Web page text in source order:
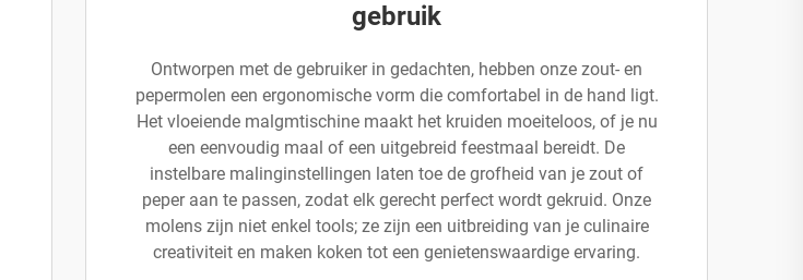
gebruik
Ontworpen met de gebruiker in gedachten, hebben onze zout- en
pepermolen een ergonomische vorm die comfortabel in de hand ligt.
Het vloeiende malgmtischine maakt het kruiden moeiteloos, of je nu
een eenvoudig maal of een uitgebreid feestmaal bereidt. De
instelbare malinginstellingen laten toe de grofheid van je zout of
peper aan te passen, zodat elk gerecht perfect wordt gekruid. Onze
molens zijn niet enkel tools; ze zijn een uitbreiding van je culinaire
creativiteit en maken koken tot een genietenswaardige ervaring.